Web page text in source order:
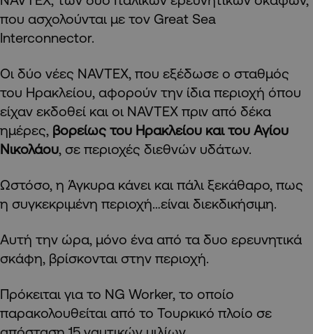
που ασχολούνται με τον Great Sea
Interconnector.
Οι δύο νέες NAVTEX, που εξέδωσε ο σταθμός
του Ηρακλείου, αφορούν την ίδια περιοχή όπου
είχαν εκδοθεί και οι NAVTEX πριν από δέκα
ημέρες, βορείως του Ηρακλείου και του Αγίου
Νικολάου, σε περιοχές διεθνών υδάτων.
Ωστόσο, η Άγκυρα κάνει και πάλι ξεκάθαρο, πως
η συγκεκριμένη περιοχή…είναι διεκδικήσιμη.
Αυτή την ώρα, μόνο ένα από τα δυο ερευνητικά
σκάφη, βρίσκονται στην περιοχή.
Πρόκειται για το NG Worker, το οποίο
παρακολουθείται από το Τουρκικό πλοίο σε